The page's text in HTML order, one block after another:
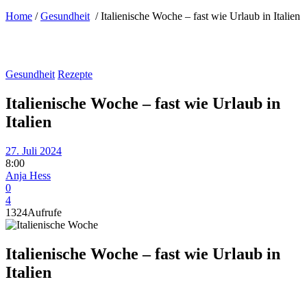
Home /Gesundheit /Italienische Woche – fast wie Urlaub in Italien
Gesundheit Rezepte
Italienische Woche – fast wie Urlaub in
Italien
27. Juli 2024
8:00
Anja Hess
0
4
1324Aufrufe
Italienische Woche – fast wie Urlaub in
Italien